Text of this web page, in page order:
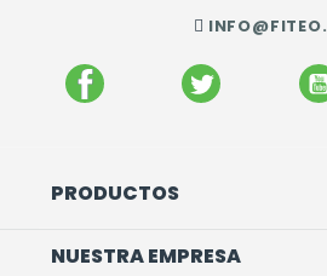
FACEBOOK TWITTER
PRODUCTOS
NUESTRA EMPRESA